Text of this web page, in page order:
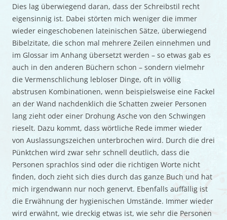
Dies lag überwiegend daran, dass der Schreibstil recht
eigensinnig ist. Dabei störten mich weniger die immer
wieder eingeschobenen lateinischen Sätze, überwiegend
Bibelzitate, die schon mal mehrere Zeilen einnehmen und
im Glossar im Anhang übersetzt werden – so etwas gab es
auch in den anderen Büchern schon – sondern vielmehr
die Vermenschlichung lebloser Dinge, oft in völlig
abstrusen Kombinationen, wenn beispielsweise eine Fackel
an der Wand nachdenklich die Schatten zweier Personen
lang zieht oder einer Drohung Asche von den Schwingen
rieselt. Dazu kommt, dass wörtliche Rede immer wieder
von Auslassungszeichen unterbrochen wird. Durch die drei
Pünktchen wird zwar sehr schnell deutlich, dass die
Personen sprachlos sind oder die richtigen Worte nicht
finden, doch zieht sich dies durch das ganze Buch und hat
mich irgendwann nur noch genervt. Ebenfalls auffällig ist
die Erwähnung der hygienischen Umstände. Immer wieder
wird erwähnt, wie dreckig etwas ist, wie sehr die Personen